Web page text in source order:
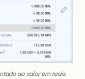
ao valor em reais